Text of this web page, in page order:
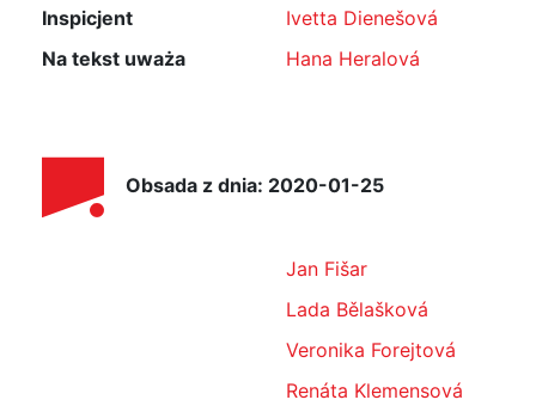
Inspicjent
Ivetta Dienešová
Na tekst uważa
Hana Heralová
Obsada z dnia: 2020-01-25
Jan Fišar
Lada Bělašková
Veronika Forejtová
Renáta Klemensová